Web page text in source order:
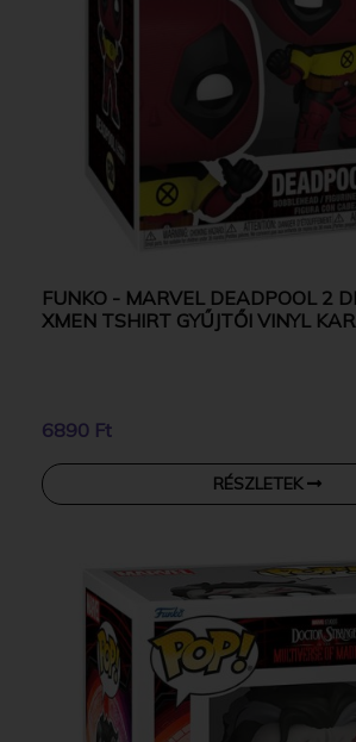
FUNKO - MARVEL DEADPOOL 2
XMEN TSHIRT GYŰJTŐI VINYL
6890 Ft
RÉSZLETEK